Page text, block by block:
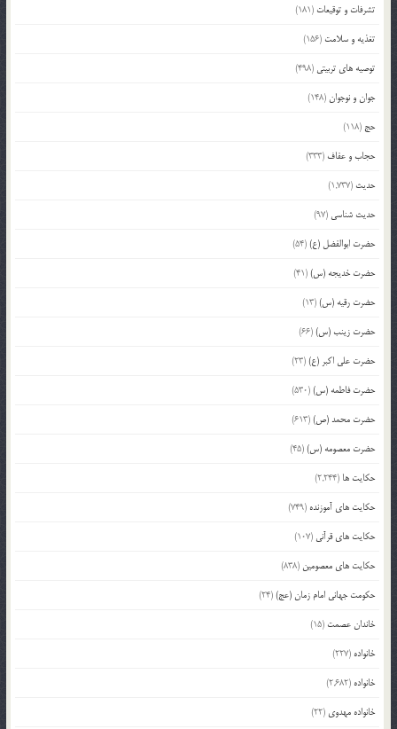
تشرفات و توقیعات (181)
تغذیه و سلامت (156)
توصیه های تربیتی (498)
جوان و نوجوان(148)
حج (118)
حجاب و عفاف (333)
حدیث (1,737)
حدیث شناسی (97)
حضرت ابوالفضل (ع)(54)
حضرت خدیجه (س)(41)
حضرت رقیه (س)(13)
حضرت زینب (س)(66)
حضرت علی اکبر (ع)(23)
حضرت فاطمه (س)(530)
حضرت محمد (ص)(613)
حضرت معصومه (س)(45)
حکایت ها (2,244)
حکایت های آموزنده (749)
حکایت های قرآنی (107)
حکایت های معصومین (838)
حکومت جهانی امام زمان (عج)(24)
خاندان عصمت (15)
خانواده (227)
خانواده (2,682)
خانواده مهدوی (22)